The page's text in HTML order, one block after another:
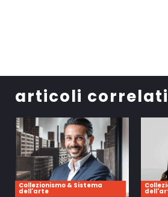
articoli correlati
Collezionismo & Sistema
dell'arte